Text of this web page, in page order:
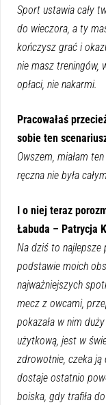
Sport ustawia cały
do wieczora, a ty
kończysz grać i
nie masz treningów,
opłaci, nie nakarmi.
Pracowałaś
sobie ten
Owszem, miałam
ręczna nie była
I o niej teraz
Łabuda – Patrycja
Na dziś to najlepsze
podstawie moich
najważniejszych
mecz z owcami,
pokazała w nim
użytkową, jest w
zdrowotnie, czeka ją
dostaje ostatnio
boiska, gdy trafiła